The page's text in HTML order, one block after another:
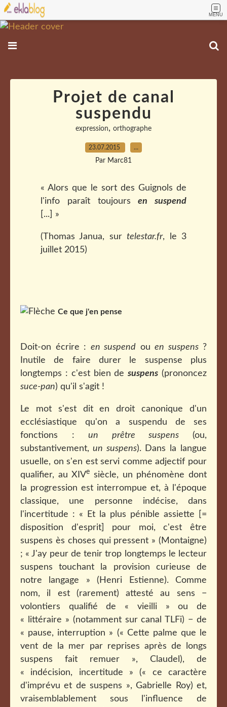
MENU
Projet de canal
suspendu
expression, orthographe
23.07.2015 …
Par Marc81
« Alors que le sort des Guignols de
l'info paraît toujoursen suspend
[...] »
(Thomas Janua, surtelestar.fr, le 3
juillet 2015)
Ce que j'en pense
Doit-on écrire : en suspend ou en suspens?
Inutile de faire durer le suspense plus
longtemps : c'est bien desuspens (prononcez
suce-pan) qu'il s'agit !
Le mot s'est dit en droit canonique d'un
ecclésiastique qu'on a suspendu de ses
fonctions :un prêtre suspens(ou,
substantivement, un suspens). Dans la langue
usuelle, on s'en est servi comme adjectif pour
qualifier, au XIVe siècle, un phénomène dont
la progression est interrompue et, à l'époque
classique, une personne indécise, dans
l'incertitude : « Et la plus pénible assiette [=
disposition d'esprit] pour moi, c'est être
suspens ès choses qui pressent » (Montaigne)
; « J'ay peur de tenir trop longtemps le lecteur
suspens touchant la provision curieuse de
notre langage » (Henri Estienne). Comme
nom, il est (rarement) attesté au sens −
volontiers qualifié de « vieilli » ou de
« littéraire » (notamment sur canal TLFi) − de
« pause, interruption » (« Cette palme que le
vent de la mer par reprises après de longs
suspens fait remuer », Claudel), de
« indécision, incertitude » (« ce caractère
d'imprévu et de suspens », Gabrielle Roy) et,
vraisemblablement sous l'influence de